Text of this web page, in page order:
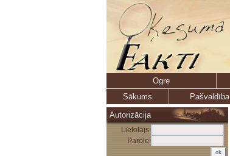
Ogre
Sākums
Pašvaldība
Autorizācija
Lietotājs:
Parole: